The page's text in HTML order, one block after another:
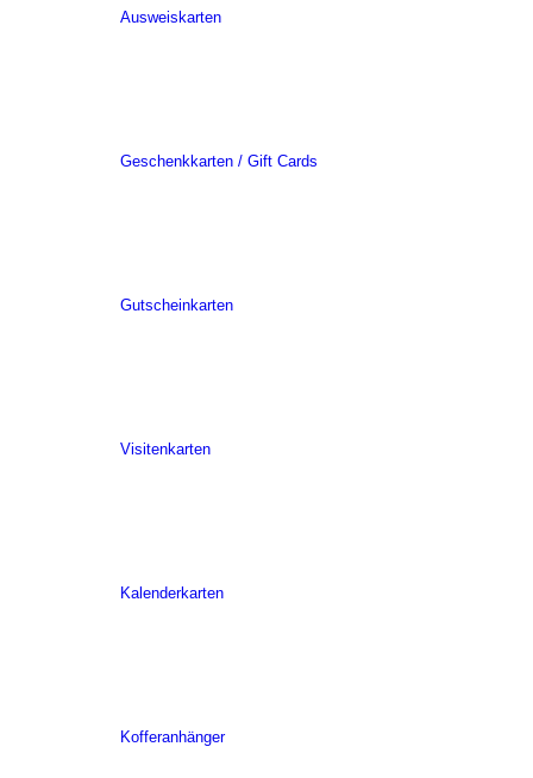
Ausweiskarten
Geschenkkarten / Gift Cards
Gutscheinkarten
Visitenkarten
Kalenderkarten
Kofferanhänger